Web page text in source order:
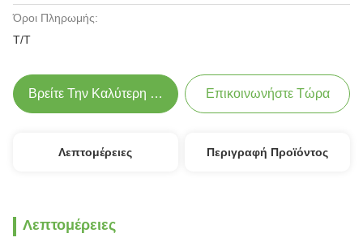
Όροι Πληρωμής:
T/T
Βρείτε Την Καλύτερη Τιμή Επικοινωνήστε Τώρα
Λεπτομέρειες Περιγραφή Προϊόντος
Λεπτομέρειες